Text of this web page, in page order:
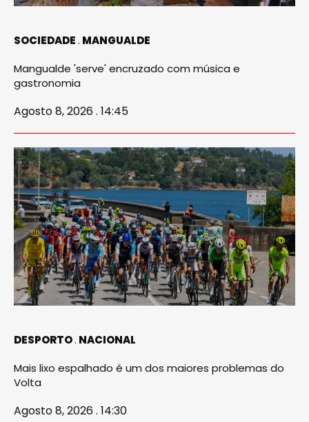
SOCIEDADE MANGUALDE
Mangualde 'serve' encruzado com música e
gastronomia
Agosto 8, 2026 . 14:45
DESPORTO NACIONAL
Mais lixo espalhado é um dos maiores problemas do
Volta
Agosto 8, 2026 . 14:30